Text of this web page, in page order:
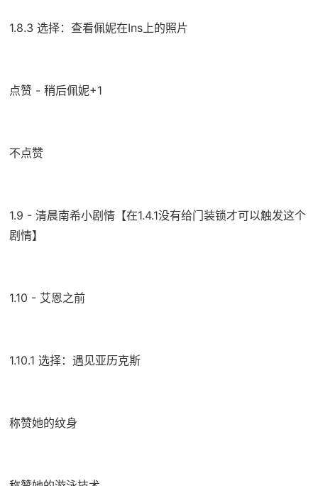
1.8.3 选择：查看佩妮在Ins上的照片
点赞 - 稍后佩妮+1
不点赞
1.9 - 清晨南希小剧情【在1.4.1没有给门装锁才可以触发这个
剧情】
1.10 - 艾恩之前
1.10.1 选择：遇见亚历克斯
称赞她的纹身